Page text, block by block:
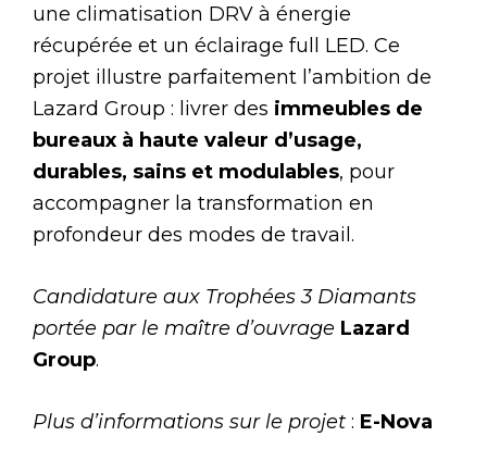
une climatisation DRV à énergie
récupérée et un éclairage full LED. Ce
projet illustre parfaitement l’ambition de
Lazard Group : livrer des immeubles de
bureaux à haute valeur d’usage,
durables, sains et modulables, pour
accompagner la transformation en
profondeur des modes de travail.
Candidature aux Trophées 3 Diamants
portée par le maître d’ouvrage Lazard
Group.
Plus d’informations sur le projet : E-Nova